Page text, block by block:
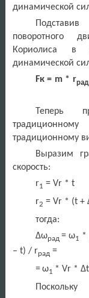
динамической
поворотного
Кориолиса в
динамической
Fк = m *rрад
Теперь
традиционному
Выразим
скорость:
r1 = Vr * t
r2 = Vr * (t +
тогда:
Δωрад =ω1 *
– t) / rрад =
= ω1 * Vr * Δt
Поскольку